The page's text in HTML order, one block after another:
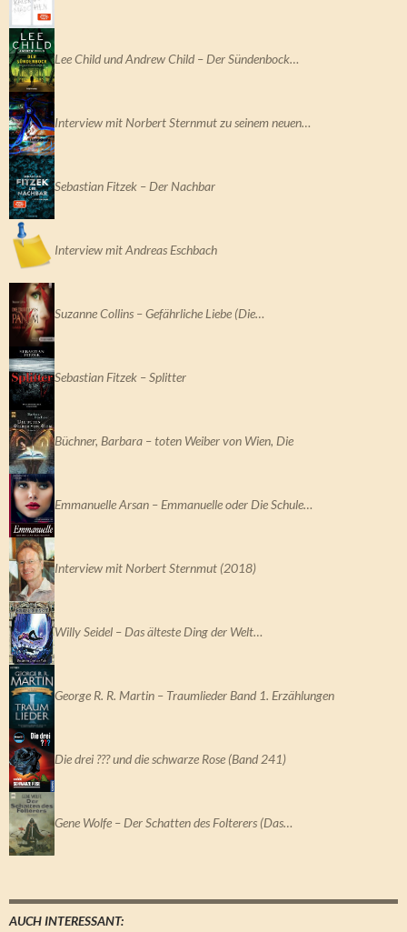
Lee Child und Andrew Child – Der Sündenbock…
Interview mit Norbert Sternmut zu seinem neuen…
Sebastian Fitzek – Der Nachbar
Interview mit Andreas Eschbach
Suzanne Collins – Gefährliche Liebe (Die…
Sebastian Fitzek – Splitter
Büchner, Barbara – toten Weiber von Wien, Die
Emmanuelle Arsan – Emmanuelle oder Die Schule…
Interview mit Norbert Sternmut (2018)
Willy Seidel – Das älteste Ding der Welt…
George R. R. Martin – Traumlieder Band 1. Erzählungen
Die drei ??? und die schwarze Rose (Band 241)
Gene Wolfe – Der Schatten des Folterers (Das…
AUCH INTERESSANT: